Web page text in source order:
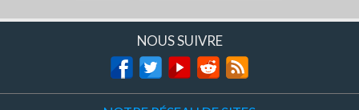
NOUS SUIVRE